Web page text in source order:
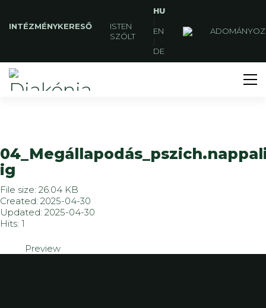
INTÉZMÉNYKERESŐ
ISTEN
SZÓLT
HU
|
EN
|
DE
ig
File size: 26.04 KB
Created: 2025-04-30
Updated: 2025-04-30
Hits: 1
Preview